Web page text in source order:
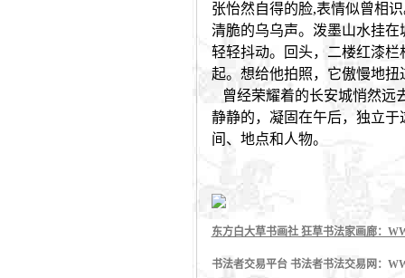
张怡然自得的脸,表情似曾相
清脆的乌乌声。泼墨山水挂
轻轻抖动。回头，二楼红漆
起。想给他拍照，它傲慢地扭
曾经荣耀着的长安城悄然远
静静的，凝固在午后，独立
间、地点和人物。
东方白大草书画社 狂草书法家画廊：
书法者交易平台 书法者书法交易网：